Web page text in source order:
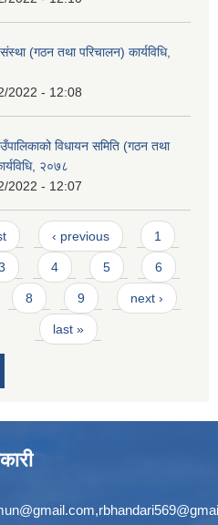
(गठन तथा परिचालन) कार्यविधि,
2022 - 12:08
विधायन समिति (गठन तथा
२०७८
2022 - 12:07
‹ previous 1
4 5 6
8 9 next ›
last »
,